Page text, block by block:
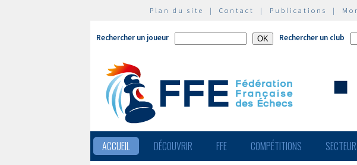
Plan du site | Contact | Publications |
Rechercher un joueur Rechercher un club
ACCUEIL DÉCOUVRIR FFE COMPÉTITIONS